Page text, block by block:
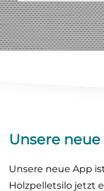
Unsere neue
Unsere neue App
Holzpelletsilo jetzt